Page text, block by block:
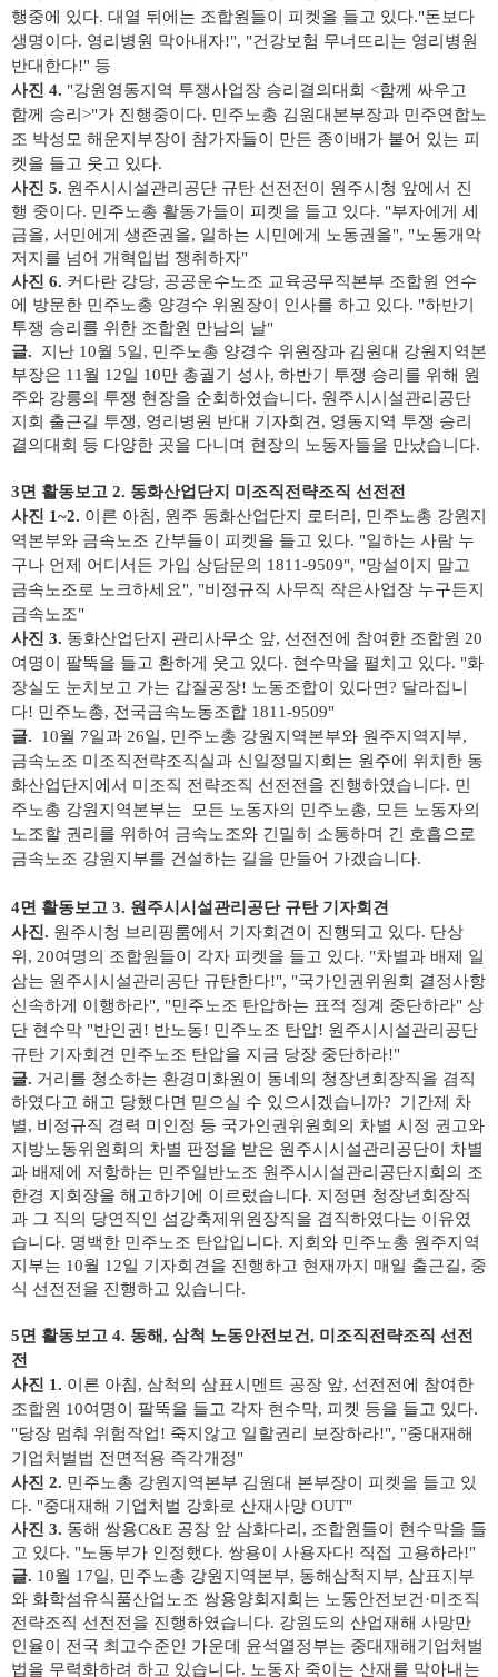
행중에 있다. 대열 뒤에는 조합원들이 피켓을 들고 있다."돈보다
생명이다. 영리병원 막아내자!", "건강보험 무너뜨리는 영리병원
반대한다!" 등
사진 4. "강원영동지역 투쟁사업장 승리결의대회 <함께 싸우고
함께 승리>"가 진행중이다. 민주노총 김원대본부장과 민주연합노
조 박성모 해운지부장이 참가자들이 만든 종이배가 붙어 있는 피
켓을 들고 웃고 있다.
사진 5. 원주시시설관리공단 규탄 선전전이 원주시청 앞에서 진
행 중이다. 민주노총 활동가들이 피켓을 들고 있다. "부자에게 세
금을, 서민에게 생존권을, 일하는 시민에게 노동권을", "노동개악
저지를 넘어 개혁입법 쟁취하자"
사진 6. 커다란 강당, 공공운수노조 교육공무직본부 조합원 연수
에 방문한 민주노총 양경수 위원장이 인사를 하고 있다. "하반기
투쟁 승리를 위한 조합원 만남의 날"
글.
지난 10월 5일, 민주노총 양경수 위원장과 김원대 강원지역본
부장은 11월 12일 10만 총궐기 성사, 하반기 투쟁 승리를 위해 원
주와 강릉의 투쟁 현장을 순회하였습니다. 원주시시설관리공단
지회 출근길 투쟁, 영리병원 반대 기자회견, 영동지역 투쟁 승리
결의대회 등 다양한 곳을 다니며 현장의 노동자들을 만났습니다.
3면 활동보고 2. 동화산업단지 미조직전략조직 선전전
​사진 1~2. 이른 아침, 원주 동화산업단지 로터리, 민주노총 강원지
역본부와 금속노조 간부들이 피켓을 들고 있다. "일하는 사람 누
구나 언제 어디서든 가입 상담문의 1811-9509", "망설이지 말고
금속노조로 노크하세요", "비정규직 사무직 작은사업장 누구든지
금속노조"
사진 3. 동화산업단지 관리사무소 앞, 선전전에 참여한 조합원 20
여명이 팔뚝을 들고 환하게 웃고 있다. 현수막을 펼치고 있다. "화
장실도 눈치보고 가는 갑질공장! 노동조합이 있다면? 달라집니
다! 민주노총, 전국금속노동조합 1811-9509"
글. 10월 7일과 26일, 민주노총 강원지역본부와 원주지역지부,
금속노조 미조직전략조직실과 신일정밀지회는 원주에 위치한 동
화산업단지에서 미조직 전략조직 선전전을 진행하였습니다. 민
주노총 강원지역본부는 모든 노동자의 민주노총, 모든 노동자의
노조할 권리를 위하여 금속노조와 긴밀히 소통하며 긴 호흡으로
금속노조 강원지부를 건설하는 길을 만들어 가겠습니다.
4면 활동보고 3. 원주시시설관리공단 규탄 기자회견
​사진. 원주시청 브리핑룸에서 기자회견이 진행되고 있다. 단상
위, 20여명의 조합원들이 각자 피켓을 들고 있다. "차별과 배제 일
삼는 원주시시설관리공단 규탄한다!", "국가인권위원회 결정사항
신속하게 이행하라", "민주노조 탄압하는 표적 징계 중단하라" 상
단 현수막 "반인권! 반노동! 민주노조 탄압! 원주시시설관리공단
규탄 기자회견 민주노조 탄압을 지금 당장 중단하라!"
글. 거리를 청소하는 환경미화원이 동네의 청장년회장직을 겸직
하였다고 해고 당했다면 믿으실 수 있으시겠습니까?
기간제 차
별, 비정규직 경력 미인정 등 국가인권위원회의 차별 시정 권고와
지방노동위원회의 차별 판정을 받은 원주시시설관리공단이 차별
과 배제에 저항하는 민주일반노조 원주시시설관리공단지회의 조
한경 지회장을 해고하기에 이르렀습니다. 지정면 청장년회장직
과 그 직의 당연직인 섬강축제위원장직을 겸직하였다는 이유였
습니다. 명백한 민주노조 탄압입니다. 지회와 민주노총 원주지역
지부는 10월 12일 기자회견을 진행하고 현재까지 매일 출근길, 중
식 선전전을 진행하고 있습니다.
5면 활동보고 4. 동해, 삼척 노동안전보건, 미조직전략조직 선전
전
사진 1. 이른 아침, 삼척의 삼표시멘트 공장 앞, 선전전에 참여한
조합원 10여명이 팔뚝을 들고 각자 현수막, 피켓 등을 들고 있다.
"당장 멈춰 위험작업! 죽지않고 일할권리 보장하라!", "중대재해
기업처벌법 전면적용 즉각개정"
사진 2. 민주노총 강원지역본부 김원대 본부장이 피켓을 들고 있
다. "중대재해 기업처벌 강화로 산재사망 OUT"
사진 3. 동해 쌍용C&E 공장 앞 삼화다리, 조합원들이 현수막을 들
고 있다. "노동부가 인정했다. 쌍용이 사용자다! 직접 고용하라!"
글. 10월 17일, 민주노총 강원지역본부, 동해삼척지부, 삼표지부
와 화학섬유식품산업노조 쌍용양회지회는 노동안전보건·미조직
전략조직 선전전을 진행하였습니다. 강원도의 산업재해 사망만
인율이 전국 최고수준인 가운데 윤석열정부는 중대재해기업처벌
법을 무력화하려 하고 있습니다. 노동자 죽이는 산재를 막아내는